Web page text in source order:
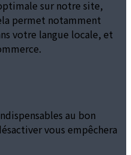
sur notre site,
permet notamment
votre langue locale, et
au bon
vous empêchera